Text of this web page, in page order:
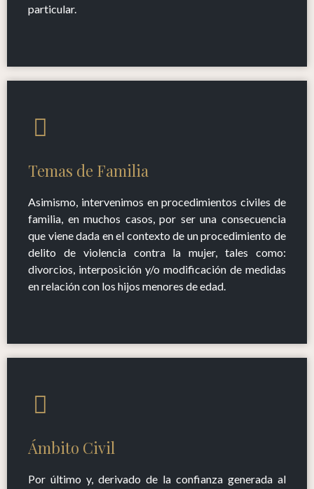
particular.
Temas de Familia
Asimismo, intervenimos en procedimientos civiles de
familia, en muchos casos, por ser una consecuencia
que viene dada en el contexto de un procedimiento de
delito de violencia contra la mujer, tales como:
divorcios, interposición y/o modificación de medidas
en relación con los hijos menores de edad.
Ámbito Civil
Por último y, derivado de la confianza generada al